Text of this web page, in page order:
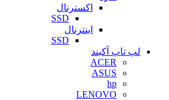
اکسترنال
SSD
اینترنال
SSD
لپ تاپ آکبند
ACER
ASUS
hp
LENOVO